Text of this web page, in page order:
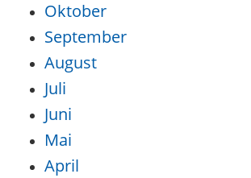
Oktober
September
August
Juli
Juni
Mai
April